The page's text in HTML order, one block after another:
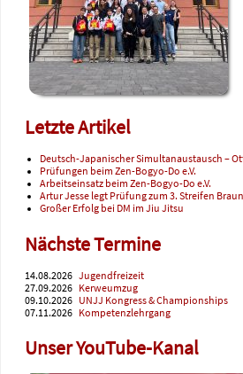
Letzte Artikel
Deutsch-Japanischer Simultanaustausch –
Prüfungen beim Zen-Bogyo-Do e.V.
Arbeitseinsatz beim Zen-Bogyo-Do e.V.
Artur Jesse legt Prüfung zum 3. Streifen
Großer Erfolg bei DM im Jiu Jitsu
Nächste Termine
14.08.2026 Jugendfreizeit
27.09.2026 Kerweumzug
09.10.2026 UNJJ Kongress & Championships
07.11.2026 Kompetenzlehrgang
Unser YouTube-Kanal